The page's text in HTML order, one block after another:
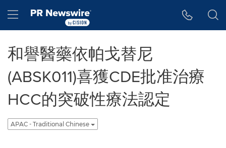
Hamburger menu
和譽醫藥依帕戈替尼
(ABSK011)喜獲CDE批准治療
HCC的突破性療法認定
APAC - Traditional Chinese